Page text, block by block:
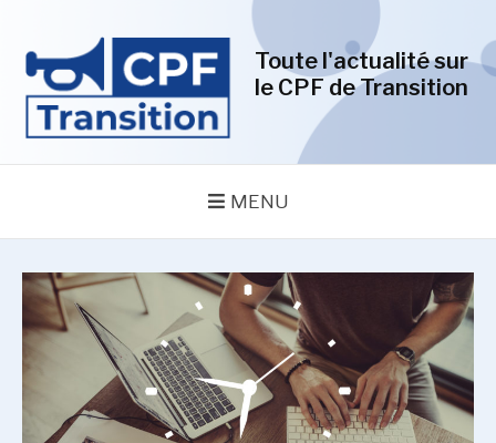
contenu
Toute l'actualité sur
le CPF de Transition
MENU